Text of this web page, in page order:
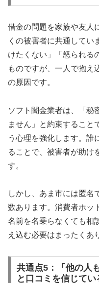
借金の問題を家族や友人
くの被害者に共通してい
けたくない」「怒られる
ものですが、一人で抱え
の原因です。
ソフト闇金業者は、「秘
ません」と約束すること
う心理を強化します。誰
ることで、被害者が助け
す。
しかし、あま市には匿名
数あります。消費者ホッ
名前を名乗らなくても相
え込む必要はまったくあ
共通点5：「他の人
と口コミを信じてい